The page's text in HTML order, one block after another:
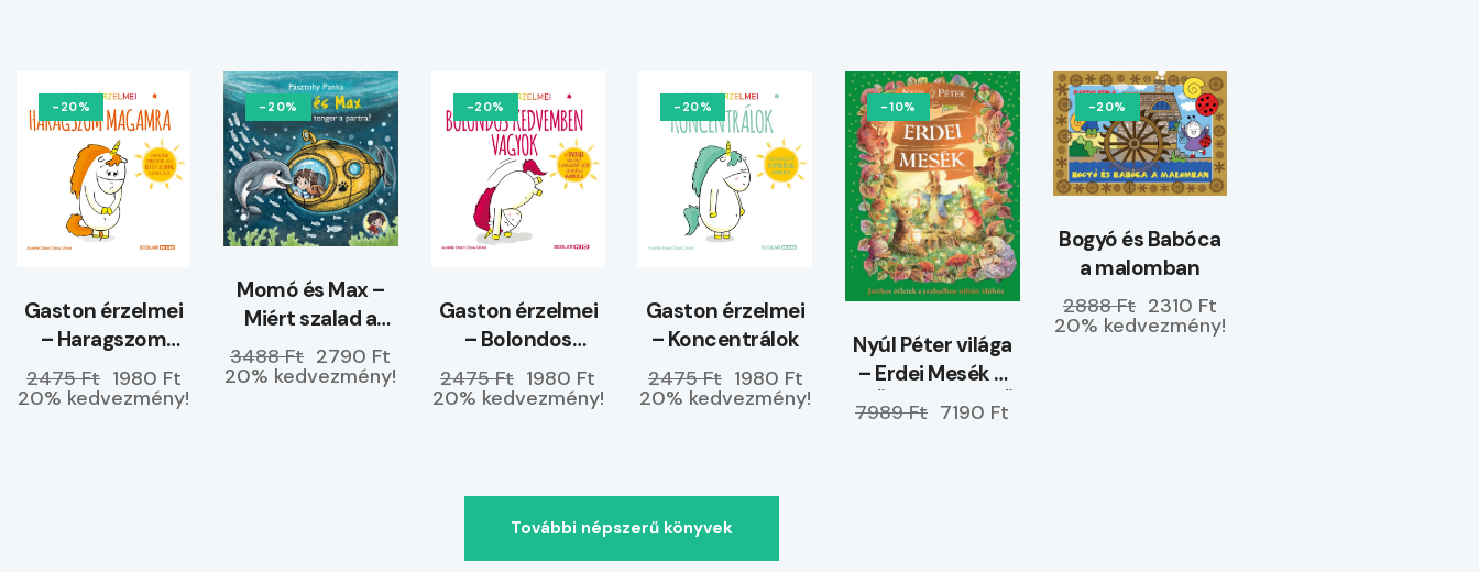
-20%
Gaston érzelmei
– Haragszom
magamra
2475 Ft 1980 Ft
20% kedvezmény!
-20%
Momó és Max –
Miért szalad a
tenger a partra?
3488 Ft 2790 Ft
20% kedvezmény!
-20%
Gaston érzelmei
– Bolondos
kedvemben
vagyok
2475 Ft 1980 Ft
20% kedvezmény!
-20%
Gaston érzelmei
– Koncentrálok
2475 Ft 1980 Ft
20% kedvezmény!
-10%
Nyúl Péter világa
– Erdei Mesék –
ELŐRENDELHETŐ
7989 Ft 7190 Ft
-20%
Bogyó és Babóca
a malomban
2888 Ft 2310 Ft
20% kedvezmény!
További népszerű könyvek